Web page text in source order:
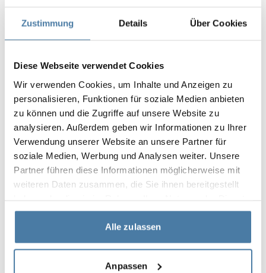
Zustimmung Details Über Cookies
Diese Webseite verwendet Cookies
Wir verwenden Cookies, um Inhalte und Anzeigen zu
personalisieren, Funktionen für soziale Medien anbieten
zu können und die Zugriffe auf unsere Website zu
analysieren. Außerdem geben wir Informationen zu Ihrer
Verwendung unserer Website an unsere Partner für
soziale Medien, Werbung und Analysen weiter. Unsere
Partner führen diese Informationen möglicherweise mit
weiteren Daten zusammen, die Sie ihnen bereitgestellt
gesammelt haben.
Alle zulassen
Anpassen